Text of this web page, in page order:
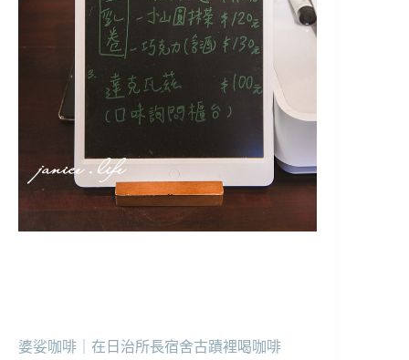
婆娑咖啡｜在日治所長宿舍古蹟裡喝咖啡